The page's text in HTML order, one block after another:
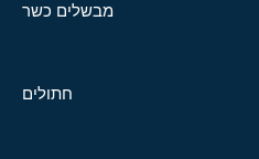
מבשלים כשר
חתולים